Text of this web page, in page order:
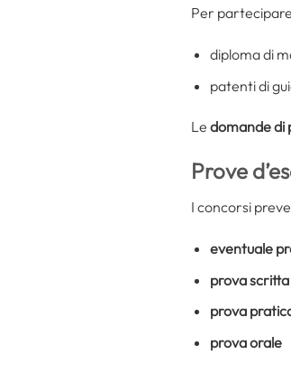
Per
diploma di
patenti di
Le domande di
Prove
I concorsi
eventuale
prova scritta
prova
prova orale